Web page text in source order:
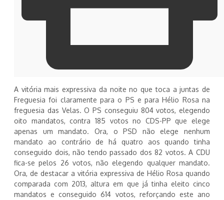
A vitória mais expressiva da noite no que toca a juntas de
Freguesia foi claramente para o PS e para Hélio Rosa na
freguesia das Velas. O PS conseguiu 804 votos, elegendo
oito mandatos, contra 185 votos no CDS-PP que elege
apenas um mandato. Ora, o PSD não elege nenhum
mandato ao contrário de há quatro aos quando tinha
conseguido dois, não tendo passado dos 82 votos. A CDU
fica-se pelos 26 votos, não elegendo qualquer mandato.
Ora, de destacar a vitória expressiva de Hélio Rosa quando
comparada com 2013, altura em que já tinha eleito cinco
mandatos e conseguido 614 votos, reforçando este ano